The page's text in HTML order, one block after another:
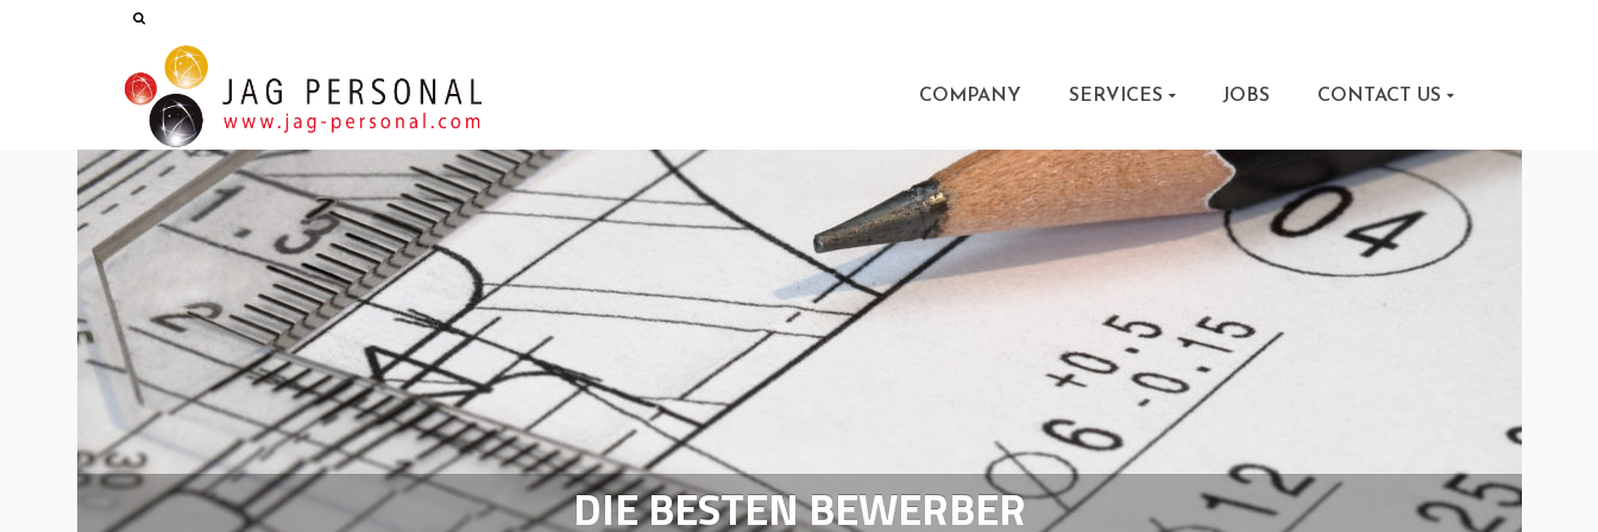
COMPANY SERVICES JOBS CONTACT US
DIE BESTEN BEWERBER